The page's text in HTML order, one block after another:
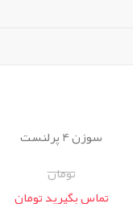
سوزن 4 پرلنست
تومان
تماس بگیرید تومان